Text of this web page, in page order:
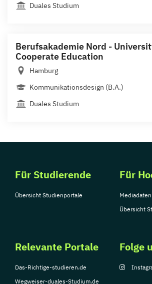
Duales Studium
Berufsakademie Nord -
Cooperate Education
Hamburg
Kommunikationsdesign (B.A.)
Duales Studium
Für Studierende
Übersicht Studienportale
Für
Mediadaten
Übersicht
Relevante Portale
Das-Richtige-studieren.de
Wegweiser-duales-Studium.de
Folge